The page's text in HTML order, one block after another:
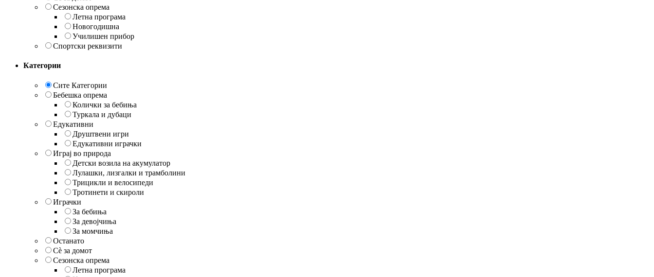
Сезонска опрема
Летна програма
Новогодишна
Училишен прибор
Спортски реквизити
Категории
Сите Категории
Бебешка опрема
Колички за бебиња
Туркала и дубаци
Едукативни
Друштвени игри
Едукативни играчки
Играј во природа
Детски возила на акумулатор
Лулашки, лизгалки и трамболини
Трицикли и велосипеди
Тротинети и скироли
Играчки
За бебиња
За девојчиња
За момчиња
Останато
Сè за домот
Сезонска опрема
Летна програма